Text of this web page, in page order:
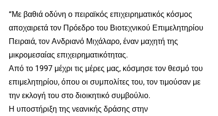
“Με βαθιά οδύνη ο πειραϊκός επιχειρηματικός κόσμος
αποχαιρετά τον Πρόεδρο του Βιοτεχνικού Επιμελητηρίου
Πειραιά, τον Ανδριανό Μιχάλαρο, έναν μαχητή της
μικρομεσαίας επιχειρηματικότητας.
Από το 1997 μέχρι τις μέρες μας, κόσμησε τον θεσμό του
επιμελητηρίου, όπου οι συμπολίτες του, τον τιμούσαν με
την εκλογή του στο διοικητικό συμβούλιο.
Η υποστήριξη της νεανικής δράσης στην